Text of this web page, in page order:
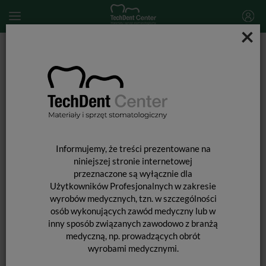
×
Informujemy, że treści prezentowane na
niniejszej stronie internetowej
przeznaczone są wyłącznie dla
Użytkowników Profesjonalnych w zakresie
wyrobów medycznych, tzn. w szczególności
osób wykonujących zawód medyczny lub w
inny sposób związanych zawodowo z branżą
medyczną, np. prowadzących obrót
wyrobami medycznymi.